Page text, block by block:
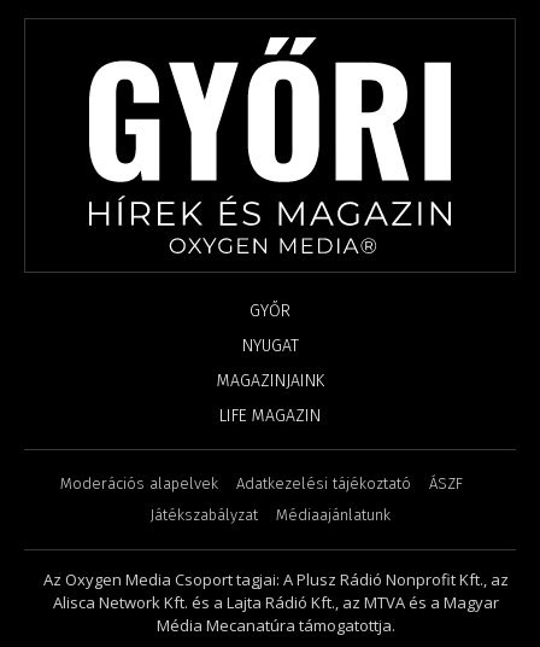
GYŐR
NYUGAT
MAGAZINJAINK
LIFE MAGAZIN
Moderációs alapelvek Adatkezelési tájékoztató
ÁSZF
Játékszabályzat
Médiaajánlatunk
Az Oxygen Media Csoport tagjai: A Plusz Rádió Nonprofit Kft., az
Alisca Network Kft. és a Lajta Rádió Kft., az MTVA és a Magyar
Média Mecanatúra támogatottja.